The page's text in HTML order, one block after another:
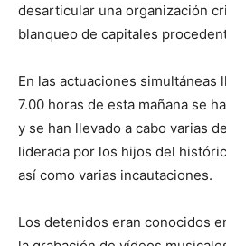
desarticular una organización
blanqueo de capitales
En las actuaciones simultáneas
7.00 horas de esta mañana se
y se han llevado a cabo varias
liderada por los hijos del
así como varias incautaciones.
Los detenidos eran conocidos